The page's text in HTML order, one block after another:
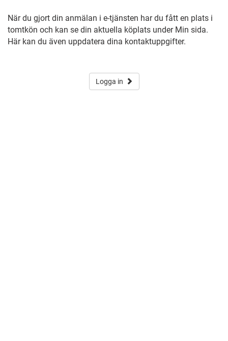
När du gjort din anmälan i e-tjänsten har du fått en plats i
tomtkön och kan se din aktuella köplats under Min sida.
Här kan du även uppdatera dina kontaktuppgifter.
Logga in